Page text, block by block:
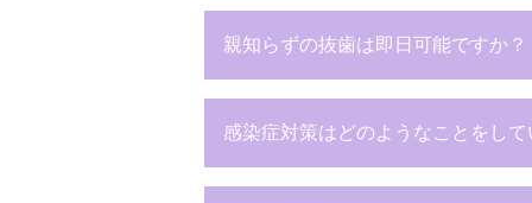
親知らずの抜歯は即日可能ですか？
感染症対策はどのようなことをして